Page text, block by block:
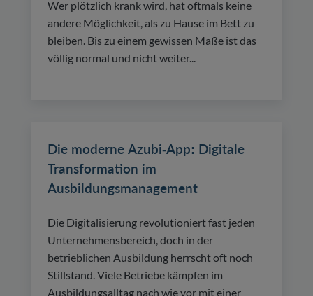
Wer plötzlich krank wird, hat oftmals keine
andere Möglichkeit, als zu Hause im Bett zu
bleiben. Bis zu einem gewissen Maße ist das
völlig normal und nicht weiter...
Die moderne Azubi-App: Digitale
Transformation im
Ausbildungsmanagement
Die Digitalisierung revolutioniert fast jeden
Unternehmensbereich, doch in der
betrieblichen Ausbildung herrscht oft noch
Stillstand. Viele Betriebe kämpfen im
Ausbildungsalltag nach wie vor mit einer